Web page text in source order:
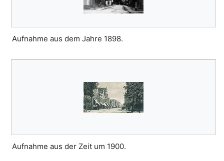
Aufnahme aus dem Jahre 1898.
Aufnahme aus der Zeit um 1900.